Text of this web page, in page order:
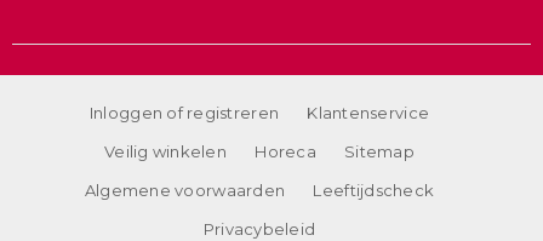
Inloggen of registreren
Klantenservice
Veilig winkelen
Horeca
Sitemap
Algemene voorwaarden
Leeftijdscheck
Privacybeleid